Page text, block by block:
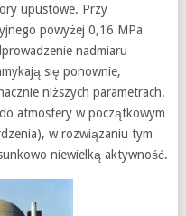
upustowe. Przy
powyżej 0,16 MPa
nadmiaru
się ponownie,
niższych parametrach.
atmosfery w początkowym
w rozwiązaniu tym
niewielką aktywność.